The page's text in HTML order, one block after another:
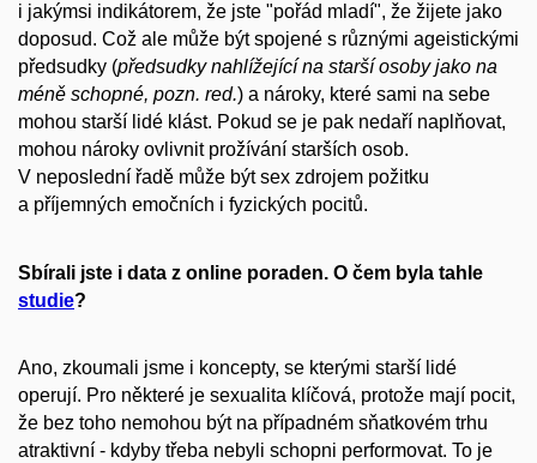
i jakýmsi indikátorem, že jste "pořád mladí", že žijete jako
doposud. Což ale může být spojené s různými ageistickými
předsudky (předsudky nahlížející na starší osoby jako na
méně schopné, pozn. red.) a nároky, které sami na sebe
mohou starší lidé klást. Pokud se je pak nedaří naplňovat,
mohou nároky ovlivnit prožívání starších osob.
V neposlední řadě může být sex zdrojem požitku
a příjemných emočních i fyzických pocitů.
Sbírali jste i data z online poraden. O čem byla tahle
studie?
Ano, zkoumali jsme i koncepty, se kterými starší lidé
operují. Pro některé je sexualita klíčová, protože mají pocit,
že bez toho nemohou být na případném sňatkovém trhu
atraktivní - kdyby třeba nebyli schopni performovat. To je